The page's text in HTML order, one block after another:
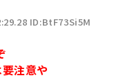
ID:BtF73Si5M
注意や